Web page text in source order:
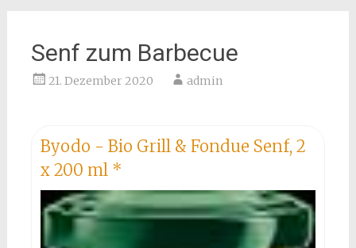
Senf zum Barbecue
21. Dezember 2020 admin
Byodo - Bio Grill & Fondue Senf, 2
x 200 ml *